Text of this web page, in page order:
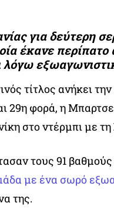
για δεύτερη
έκανε περίπατο
λόγω
τίτλος ανήκει την
29η φορά, η
στο ντέρμπι με τη
τους 91 βαθμούς
με ένα σωρό
της.